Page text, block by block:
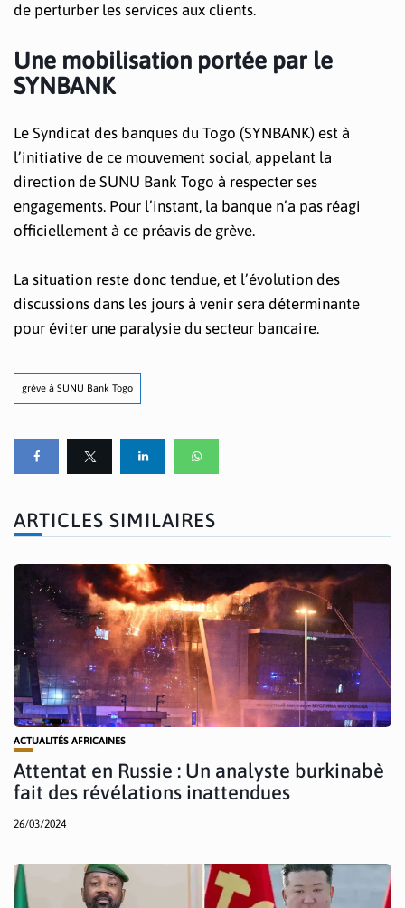
de perturber les services aux clients.
Une mobilisation portée par le
SYNBANK
Le Syndicat des banques du Togo (SYNBANK) est à
l’initiative de ce mouvement social, appelant la
direction de SUNU Bank Togo à respecter ses
engagements. Pour l’instant, la banque n’a pas réagi
officiellement à ce préavis de grève.
La situation reste donc tendue, et l’évolution des
discussions dans les jours à venir sera déterminante
pour éviter une paralysie du secteur bancaire.
grève à SUNU Bank Togo
ARTICLES SIMILAIRES
ACTUALITÉS AFRICAINES
Attentat en Russie : Un analyste burkinabè
fait des révélations inattendues
26/03/2024